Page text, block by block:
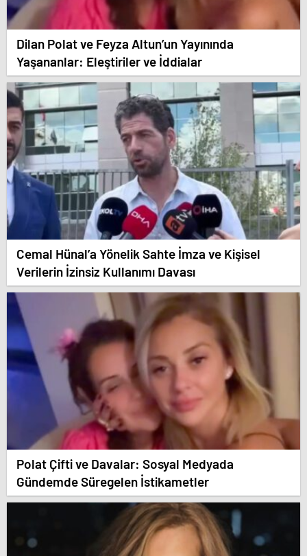
Dilan Polat ve Feyza Altun’un Yayınında
Yaşananlar: Eleştiriler ve İddialar
Cemal Hünal’a Yönelik Sahte İmza ve Kişisel
Verilerin İzinsiz Kullanımı Davası
Polat Çifti ve Davalar: Sosyal Medyada
Gündemde Süregelen İstikametler